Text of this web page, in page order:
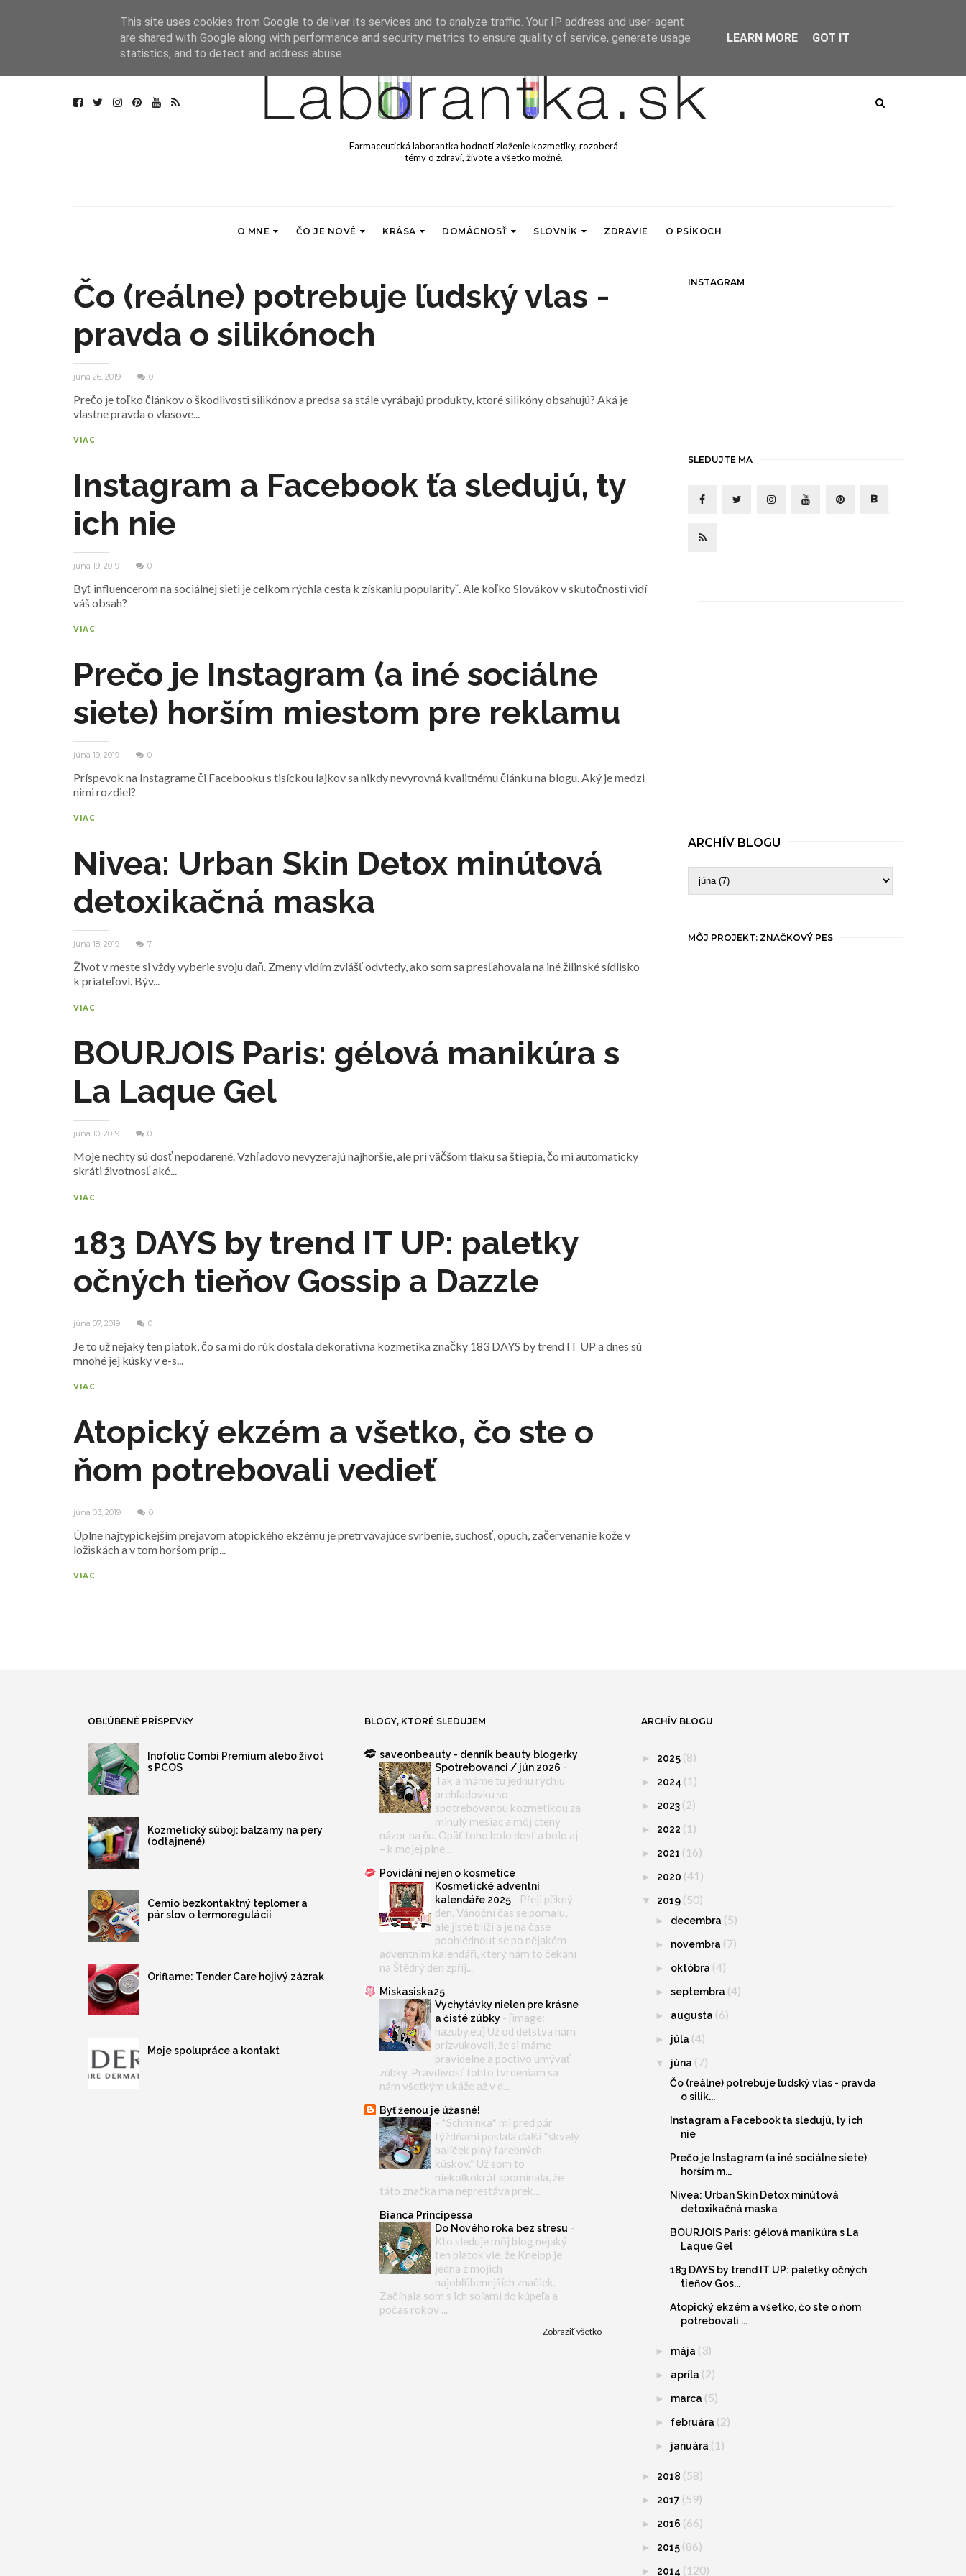
Farmaceutická laborantka hodnotí zloženie kozmetiky, rozoberá
témy o zdraví, živote a všetko možné.
O MNE ČO JE NOVÉ KRÁSA DOMÁCNOSŤ SLOVNÍK ZDRAVIE O PSÍKOCH
Čo (reálne) potrebuje ľudský vlas -
pravda o silikónoch
júna 26, 2019 0
Prečo je toľko článkov o škodlivosti silikónov a predsa sa stále vyrábajú produkty, ktoré silikóny obsahujú? Aká je
vlastne pravda o vlasove...
VIAC
Instagram a Facebook ťa sledujú, ty
ich nie
júna 19, 2019 0
Byť influencerom na sociálnej sieti je celkom rýchla cesta k získaniu popularityˇ. Ale koľko Slovákov v skutočnosti vidí
váš obsah?
VIAC
Prečo je Instagram (a iné sociálne
siete) horším miestom pre reklamu
júna 19, 2019 0
Príspevok na Instagrame či Facebooku s tisíckou lajkov sa nikdy nevyrovná kvalitnému článku na blogu. Aký je medzi
nimi rozdiel?
VIAC
Nivea: Urban Skin Detox minútová
detoxikačná maska
júna 18, 2019 7
Život v meste si vždy vyberie svoju daň. Zmeny vidím zvlášť odvtedy, ako som sa presťahovala na iné žilinské sídlisko
k priateľovi. Býv...
VIAC
BOURJOIS Paris: gélová manikúra s
La Laque Gel
júna 10, 2019 0
Moje nechty sú dosť nepodarené. Vzhľadovo nevyzerajú najhoršie, ale pri väčšom tlaku sa štiepia, čo mi automaticky
skráti životnosť aké...
VIAC
183 DAYS by trend IT UP: paletky
očných tieňov Gossip a Dazzle
júna 07, 2019 0
Je to už nejaký ten piatok, čo sa mi do rúk dostala dekoratívna kozmetika značky 183 DAYS by trend IT UP a dnes sú
mnohé jej kúsky v e-s...
VIAC
Atopický ekzém a všetko, čo ste o
ňom potrebovali vedieť
júna 03, 2019 0
Úplne najtypickejším prejavom atopického ekzému je pretrvávajúce svrbenie, suchosť, opuch, začervenanie kože v
ložiskách a v tom horšom príp...
VIAC
INSTAGRAM
SLEDUJTE MA
ARCHÍV BLOGU
MÔJ PROJEKT: ZNAČKOVÝ PES
OBĽÚBENÉ PRÍSPEVKY
Inofolic Combi Premium alebo život
s PCOS
Kozmetický súboj: balzamy na pery
(odtajnené)
Cemio bezkontaktný teplomer a
pár slov o termoregulácii
Oriflame: Tender Care hojivý zázrak
Moje spolupráce a kontakt
BLOGY, KTORÉ SLEDUJEM
saveonbeauty - denník beauty blogerky
Spotrebovanci / jún 2026 -
Tak a máme tu jednu rýchlu
prehľadovku so
spotrebovanou kozmetikou za
minulý mesiac a môj ctený
názor na ňu. Opäť toho bolo dosť a bolo aj
– k mojej plne...
Povídání nejen o kosmetice
Kosmetické adventní
kalendáře 2025 - Přeji pěkný
den. Vánoční čas se pomalu,
ale jistě blíží a je na čase
poohlédnout se po nějakém
adventním kalendáři, který nám to čekání
na Štědrý den zpříj...
Miskasiska25
Vychytávky nielen pre krásne
a čisté zúbky - [image:
nazuby.eu] Už od detstva nám
prízvukovali, že si máme
pravidelne a poctivo umývať
zúbky. Pravdivosť tohto tvrdeniam sa
nám všetkým ukáže až v d...
Byť ženou je úžasné!
- *Schminka* mi pred pár
týždňami poslala ďalší *skvelý
balíček plný farebných
kúskov.* Už som to
niekoľkokrát spomínala, že
táto značka ma neprestáva prek...
Bianca Principessa
Do Nového roka bez stresu -
Kto sleduje môj blog nejaký
ten piatok vie, že Kneipp je
jedna z mojich
najobľúbenejších značiek.
Začínala som s ich soľami do kúpeľa a
počas rokov ...
Zobraziť všetko
ARCHÍV BLOGU
► 2025 (8)
► 2024 (1)
► 2023 (2)
► 2022 (1)
► 2021 (16)
► 2020 (41)
▼ 2019 (50)
► decembra (5)
► novembra (7)
► októbra (4)
►septembra (4)
► augusta (6)
► júla (4)
▼ júna (7)
Čo (reálne) potrebuje ľudský vlas - pravda
o silik...
Instagram a Facebook ťa sledujú, ty ich
nie
Prečo je Instagram (a iné sociálne siete)
horším m...
Nivea: Urban Skin Detox minútová
detoxikačná maska
BOURJOIS Paris: gélová manikúra s La
Laque Gel
183 DAYS by trend IT UP: paletky očných
tieňov Gos...
Atopický ekzém a všetko, čo ste o ňom
potrebovali ...
► mája (3)
► apríla (2)
► marca (5)
► februára (2)
► januára (1)
► 2018 (58)
► 2017 (59)
► 2016 (66)
► 2015 (86)
► 2014 (120)
This site uses cookies from Google to deliver its services and to analyze traffic. Your IP address and user-agent
are shared with Google along with performance and security metrics to ensure quality of service, generate usage
statistics, and to detect and address abuse.
LEARN MORE GOT IT